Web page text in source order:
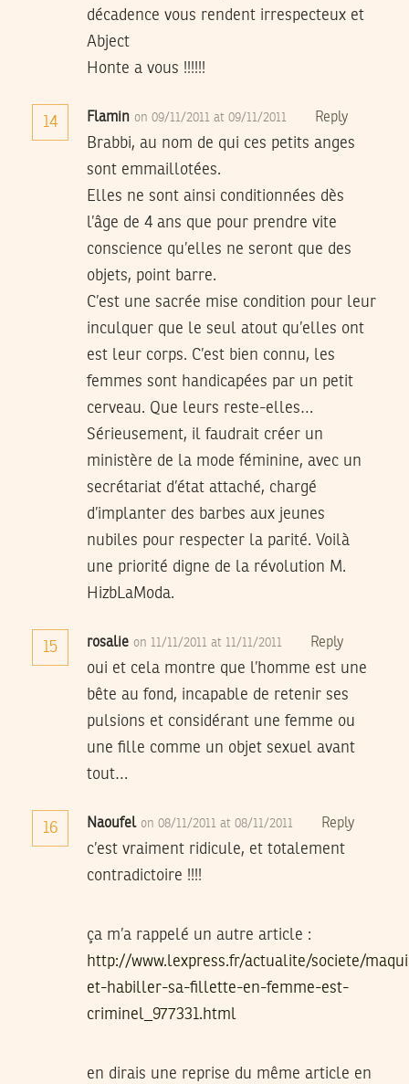
décadence vous rendent irrespecteux et
Abject
Honte a vous !!!!!!
14 Flamin on 09/11/2011 at 09/11/2011 Reply
Brabbi, au nom de qui ces petits anges
sont emmaillotées.
Elles ne sont ainsi conditionnées dès
l’âge de 4 ans que pour prendre vite
conscience qu’elles ne seront que des
objets, point barre.
C’est une sacrée mise condition pour leur
inculquer que le seul atout qu’elles ont
est leur corps. C’est bien connu, les
femmes sont handicapées par un petit
cerveau. Que leurs reste-elles…
Sérieusement, il faudrait créer un
ministère de la mode féminine, avec un
secrétariat d’état attaché, chargé
d’implanter des barbes aux jeunes
nubiles pour respecter la parité. Voilà
une priorité digne de la révolution M.
HizbLaModa.
15 rosalie on 11/11/2011 at 11/11/2011 Reply
oui et cela montre que l’homme est une
bête au fond, incapable de retenir ses
pulsions et considérant une femme ou
une fille comme un objet sexuel avant
tout…
16 Naoufel on 08/11/2011 at 08/11/2011 Reply
c’est vraiment ridicule, et totalement
contradictoire !!!!
ça m’a rappelé un autre article :
http://www.lexpress.fr/actualite/societe/
et-habiller-sa-fillette-en-femme-est-
criminel_977331.html
en dirais une reprise du même article en